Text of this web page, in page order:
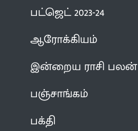
பட்ஜெட் 2023-24
ஆரோக்கியம்
இன்றைய ராசி பலன்
பஞ்சாங்கம்
பக்தி